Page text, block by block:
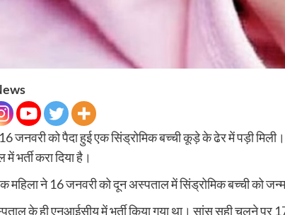
जनवरी को पैदा हुई एक सिंड्रोमिक बच्ची कूड़े के ढेर में पड़ी
भर्ती करा दिया है।
महिला ने 16 जनवरी को दून अस्पताल में सिंड्रोमिक बच्ची को जन्म
के ही एनआईसीयू में भर्ती किया गया था। सांस सही चलने पर